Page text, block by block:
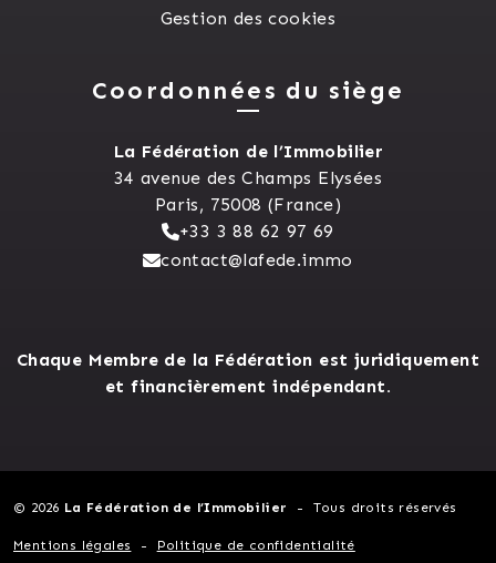
Gestion des cookies
Coordonnées du siège
La Fédération de l’Immobilier
34 avenue des Champs Elysées
Paris, 75008 (France)
+33 3 88 62 97 69
contact@lafede.immo
Chaque Membre de la Fédération est juridiquement
et financièrement indépendant.
© 2026 La Fédération de l’Immobilier Tous droits réservés
Mentions légales Politique de confidentialité